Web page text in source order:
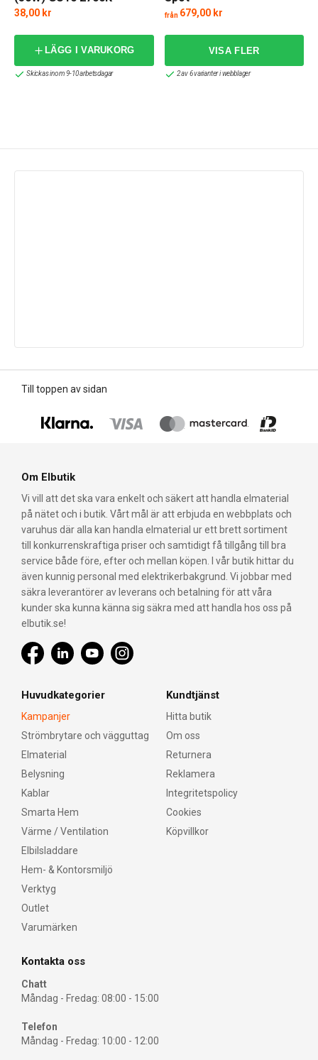
38,00 kr
LÄGG I VARUKORG
Skickas inom 9-10 arbetsdagar
från 679,00 kr
2 av 6 varianter i webblager
Till toppen av sidan
Om Elbutik
Vi vill att det ska vara enkelt och säkert att handla elmaterial
på nätet och i butik. Vårt mål är att erbjuda en webbplats och
varuhus där alla kan handla elmaterial ur ett brett sortiment
till konkurrenskraftiga priser och samtidigt få tillgång till bra
service både före, efter och mellan köpen. I vår butik hittar du
även kunnig personal med elektrikerbakgrund. Vi jobbar med
säkra leverantörer av leverans och betalning för att våra
kunder ska kunna känna sig säkra med att handla hos oss på
elbutik.se!
Huvudkategorier
Kampanjer
Strömbrytare och vägguttag
Elmaterial
Belysning
Kablar
Smarta Hem
Värme / Ventilation
Elbilsladdare
Hem- & Kontorsmiljö
Verktyg
Outlet
Varumärken
Kundtjänst
Hitta butik
Om oss
Returnera
Reklamera
Integritetspolicy
Cookies
Köpvillkor
Kontakta oss
Chatt
Måndag - Fredag: 08:00 - 15:00
Telefon
Måndag - Fredag: 10:00 - 12:00